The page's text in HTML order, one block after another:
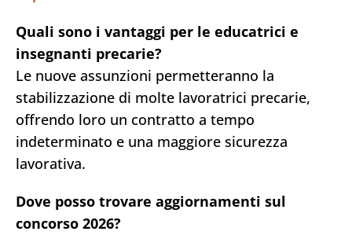
Quali sono i vantaggi per le educatrici e
insegnanti precarie?
Le nuove assunzioni permetteranno la
stabilizzazione di molte lavoratrici precarie,
offrendo loro un contratto a tempo
indeterminato e una maggiore sicurezza
lavorativa.
Dove posso trovare aggiornamenti sul
concorso 2026?